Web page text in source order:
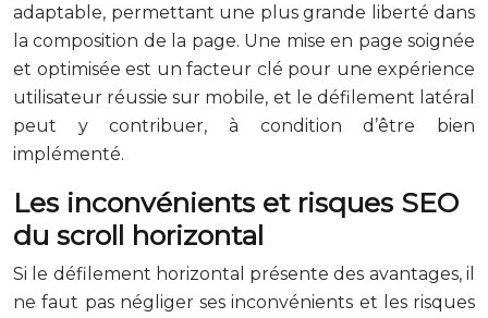
adaptable, permettant une plus grande liberté dans
la composition de la page. Une mise en page soignée
et optimisée est un facteur clé pour une expérience
utilisateur réussie sur mobile, et le défilement latéral
peut y contribuer, à condition d’être bien
implémenté.
Les inconvénients et risques SEO
du scroll horizontal
Si le défilement horizontal présente des avantages, il
ne faut pas négliger ses inconvénients et les risques